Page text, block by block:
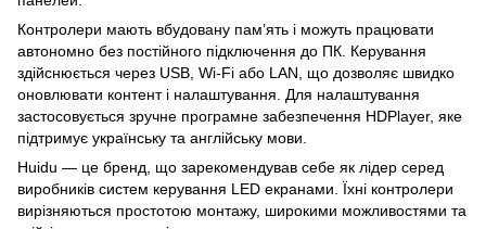
Контролери мають вбудовану пам’ять і можуть працювати
автономно без постійного підключення до ПК. Керування
здійснюється через USB, Wi-Fi або LAN, що дозволяє швидко
оновлювати контент і налаштування. Для налаштування
застосовується зручне програмне забезпечення HDPlayer, яке
підтримує українську та англійську мови.
Huidu — це бренд, що зарекомендував себе як лідер серед
виробників систем керування LED екранами. Їхні контролери
вирізняються простотою монтажу, широкими можливостями та